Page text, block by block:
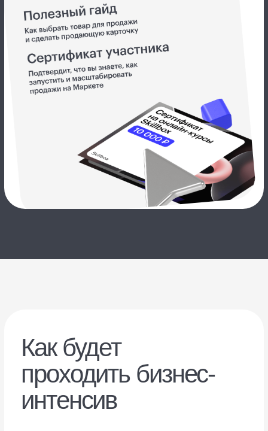
День 1
22 мая среда
Выходим на Яндекс Маркет сегодня:
преимущества площадки
он работает и какие перспективы
ждут продавцов в ближайшем
будущем.
Яндекс Маркета